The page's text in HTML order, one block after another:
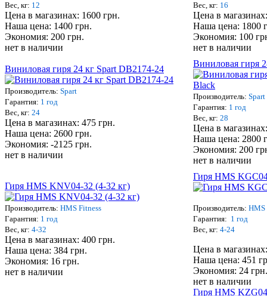
Вес, кг: 12
Цена в магазинах: 1600 грн.
Наша цена: 1400 грн.
Экономия: 200 грн.
нет в наличии
Вес, кг: 16
Цена в
Наша цена: 1800
Экономия: 100
нет в наличии
Виниловая гиря 24 кг Spart DB2174-24
Производитель: Spart
Гарантия: 1 год
Вес, кг: 24
Цена в магазинах: 475 грн.
Наша цена: 2600 грн.
Экономия: -2125 грн.
нет в наличии
Виниловая гиря
Производитель: Spart
Гарантия: 1 год
Вес, кг: 28
Цена в
Наша цена: 2800
Экономия: 200
нет в наличии
Гиря HMS KNV04-32 (4-32 кг)
Производитель: HMS Fitness
Гарантия: 1 год
Вес, кг: 4-32
Цена в магазинах: 400 грн.
Наша цена: 384 грн.
Экономия: 16 грн.
нет в наличии
Гиря HMS
Производитель: HMS
Гарантия: 1 год
Вес, кг: 4-24
Цена в
Наша цена: 451
Экономия: 24 грн.
нет в наличии
Гиря HMS